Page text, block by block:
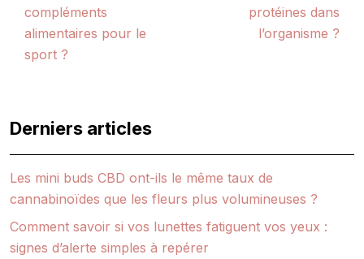
compléments
alimentaires pour le
sport ?
protéines dans
l’organisme ?
Derniers articles
Les mini buds CBD ont-ils le même taux de
cannabinoïdes que les fleurs plus volumineuses ?
Comment savoir si vos lunettes fatiguent vos yeux :
signes d’alerte simples à repérer